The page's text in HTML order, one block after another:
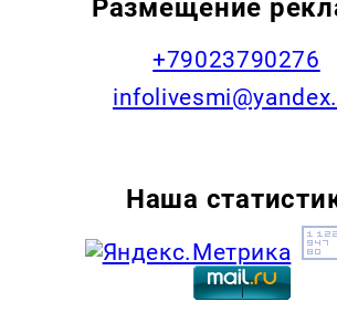
Размещение
+79023790276
Наша